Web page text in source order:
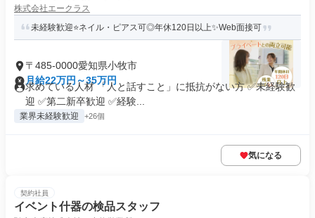
株式会社エークラス
未経験歓迎⭐ネイル・ピアス可◎年休120日以上✨Web面接可
〒485-0000愛知県小牧市
月給22万円～35万円
求めている人材 「人と話すこと」に抵抗がない方 ✅未経験歓
迎 ✅第二新卒歓迎 ✅経験...
業界未経験歓迎 +26個
気になる
契約社員
イベント什器の検品スタッフ